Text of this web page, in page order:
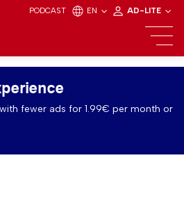
PODCAST EN AD-LITE
fewer ads for 1.99€ per month or